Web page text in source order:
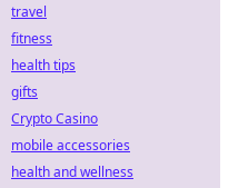
travel
fitness
health tips
gifts
Crypto Casino
mobile accessories
health and wellness